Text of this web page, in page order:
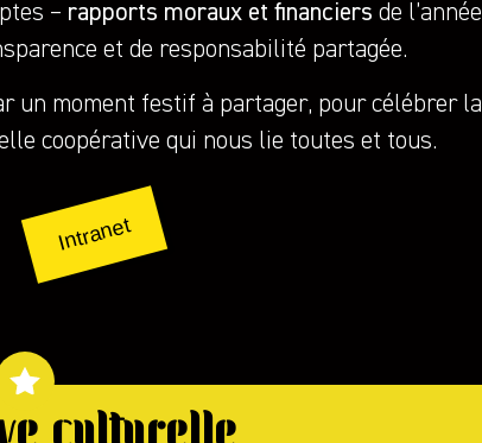
– rapports moraux et financiers de l’année
et de responsabilité partagée.
un moment festif à partager, pour célébrer la
coopérative qui nous lie toutes et tous.
Intranet